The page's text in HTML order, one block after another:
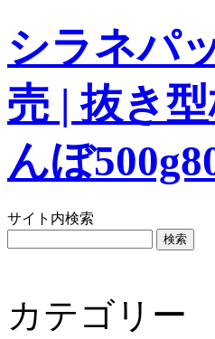
シラネパ
売 | 抜き
んぼ
サイト内検索
カテゴリー